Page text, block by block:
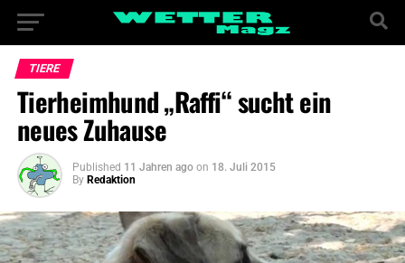
TIERE
Tierheimhund „Raffi“ sucht ein
neues Zuhause
Published 11 Jahren ago on 18. Juli 2015
By Redaktion